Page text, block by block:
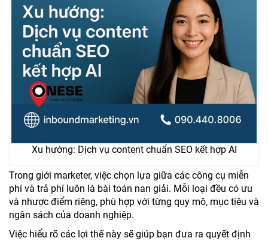
Xu hướng: Dịch vụ content chuẩn SEO kết hợp AI
Trong giới marketer, việc chọn lựa giữa các công cụ miễn
phí và trả phí luôn là bài toán nan giải. Mỗi loại đều có ưu
và nhược điểm riêng, phù hợp với từng quy mô, mục tiêu và
ngân sách của doanh nghiệp.
Việc hiểu rõ các lợi thế này sẽ giúp bạn đưa ra quyết định